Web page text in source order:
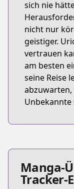
sich nie
nicht nur
geistiger.
vertrauen
am besten
seine Reise
Unbekannte
Manga-
Tracker-